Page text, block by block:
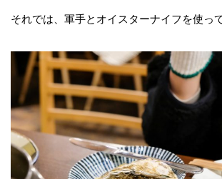
それでは、軍手とオイスターナイフを使っ